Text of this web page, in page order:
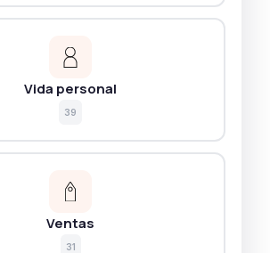
Vida personal
39
Ventas
31